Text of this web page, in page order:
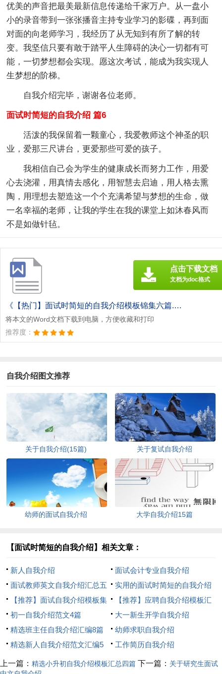
优美的声音把最美最新信息传递给千家万户。从一盘小
小的录音带到一张张播音主持专业学习的影碟，再到面
对面的向老师学习，我经历了从无知到有所了解的转
变。我坚信只要有敢于踏平人生障碍的决心一切都有可
能，一切梦想都会实现。愿这次考试，能成为我实现人
生梦想的阶梯。
自我介绍完毕，谢谢各位老师。
面试时简短的自我介绍 篇6
活泼的我保留着一颗童心，我爱教师这个神圣的职
业，爱那三尺讲台，更爱那些可爱的孩子。
我相信自己会为学生的健康成长而努力工作，用爱
心去浇灌，用真情去感化，用智慧去启迪，用人格去熏
陶，用理想去塑造这一个个充满希望与梦想的生命，做
一名幸福的老师，让我的学生在我的课堂上如沐春风而
不是如做针毡。
《【热门】面试时简短的自我介绍模板锦集六篇.doc》
将本文的Word文档下载到电脑，方便收藏和打印
推荐度：
点击下载文档
文档为doc格式
自我介绍图文推荐
关于自我介绍(15篇) 关于复试自我介绍
幼师的面试自我介绍 大学自我介绍15篇
【面试时简短的自我介绍】相关文章：
新人自我介绍
面试会计专业自我介绍
面试教师英文自我介绍汇总五
篇
实用的面试时简短的自我介绍
汇编5篇
【推荐】面试自我介绍模板集
合5篇
【推荐】应聘自我介绍模板汇
总4篇
初一自我介绍范文4篇
大一新生开学自我介绍
精选班主任自我介绍汇编8篇
幼师求职自我介绍
精选新人自我介绍范文汇编5
工作简历自我介绍
上一篇： 精选小升初自我介绍模板汇总四篇 下一篇： 关于研究生面试